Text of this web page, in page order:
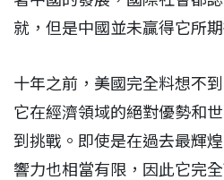
就，但是中國並未贏得它所
十年之前，美國完全料想不
它在經濟領域的絕對優勢和
到挑戰。即使是在過去最輝
響力也相當有限，因此它完